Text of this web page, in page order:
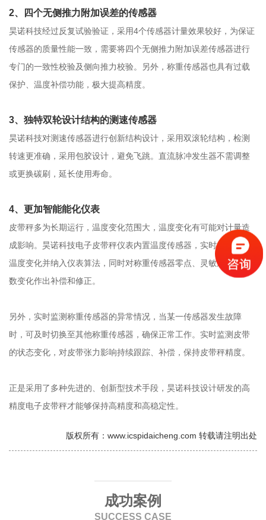
2、四个无侧推力附加误差的传感器
昊诺科技经过反复试验验证，采用4个传感器计量效果较好，为保证
传感器的质量性能一致，需要将四个无侧推力附加误差传感器进行
专门的一致性校验及侧向推力校验。另外，称重传感器也具有过载
保护、温度补偿功能，极大提高精度。
3、独特双轮设计结构的测速传感器
昊诺科技对测速传感器进行创新结构设计，采用双滚轮结构，检测
转速更准确，采用包胶设计，避免飞跳。直流脉冲发生器不需调整
或更换碳刷，延长使用寿命。
4、更加智能能化仪表
皮带秤多为长期运行，温度变化范围大，温度变化有可能对计量造
成影响。昊诺科技电子皮带秤仪表内置温度传感器，实时检测现场
温度变化并纳入仪表算法，同时对称重传感器零点、灵敏系数等参
数变化作出补偿和修正。
另外，实时监测称重传感器的异常情况，当某一传感器发生故障
时，可及时切换至其他称重传感器，确保正常工作。实时监测皮带
的状态变化，对皮带张力影响持续跟踪、补偿，保持皮带秤精度。
正是采用了多种先进的、创新型技术手段，昊诺科技设计研发的高
精度电子皮带秤才能够保持高精度和高稳定性。
版权所有：www.icspidaicheng.com 转载请注明出处
成功案例
SUCCESS CASE